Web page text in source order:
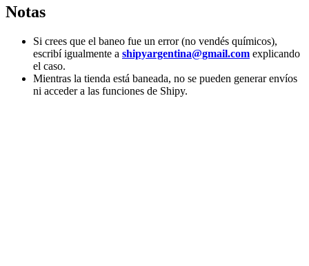
Notas
Si crees que el baneo fue un error (no vendés químicos),
escribí igualmente a shipyargentina@gmail.com explicando
el caso.
Mientras la tienda está baneada, no se pueden generar envíos
ni acceder a las funciones de Shipy.